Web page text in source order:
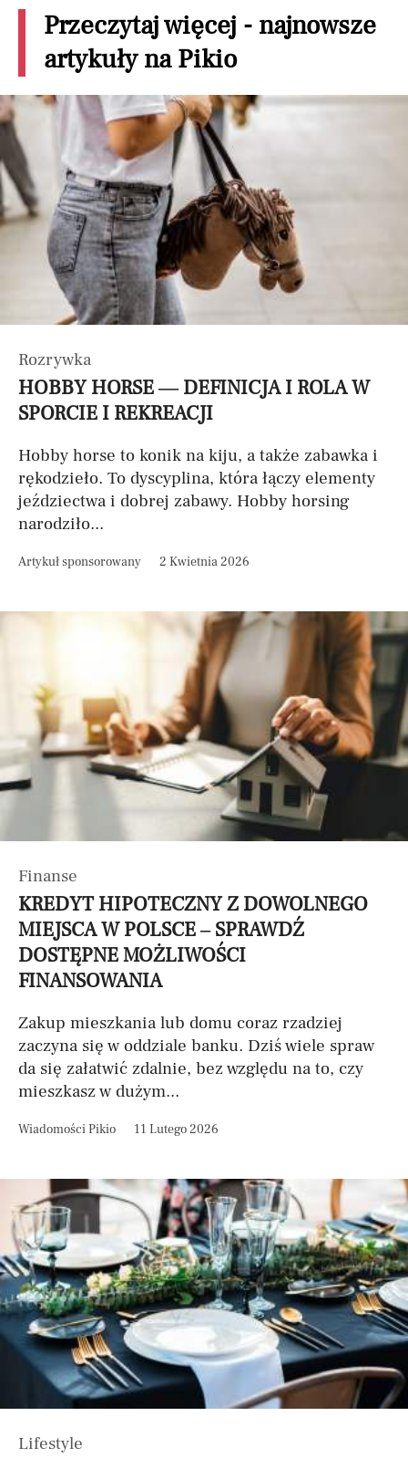
Przeczytaj więcej - najnowsze
artykuły na Pikio
Rozrywka
HOBBY HORSE — DEFINICJA I ROLA W
SPORCIE I REKREACJI
Hobby horse to konik na kiju, a także zabawka i
rękodzieło. To dyscyplina, która łączy elementy
jeździectwa i dobrej zabawy. Hobby horsing
narodziło...
Artykuł sponsorowany 2 Kwietnia 2026
Finanse
KREDYT HIPOTECZNY Z DOWOLNEGO
MIEJSCA W POLSCE – SPRAWDŹ
DOSTĘPNE MOŻLIWOŚCI
FINANSOWANIA
Zakup mieszkania lub domu coraz rzadziej
zaczyna się w oddziale banku. Dziś wiele spraw
da się załatwić zdalnie, bez względu na to, czy
mieszkasz w dużym...
Wiadomości Pikio 11 Lutego 2026
Lifestyle